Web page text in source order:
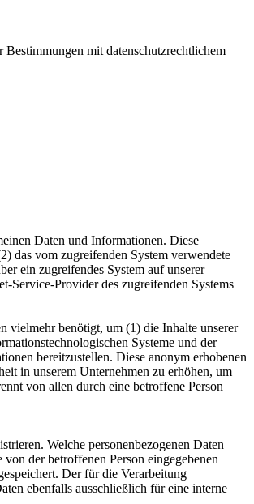
mit datenschutzrechtlichem
Daten und Informationen. Diese
das vom zugreifenden System verwendete
ein zugreifendes System auf unserer
Service-Provider des zugreifenden Systems
vielmehr benötigt, um (1) die Inhalte unserer
Systeme und der
bereitzustellen. Diese anonym erhobenen
in unserem Unternehmen zu erhöhen, um
von allen durch eine betroffene Person
Welche personenbezogenen Daten
der betroffenen Person eingegebenen
Der für die Verarbeitung
ebenfalls ausschließlich für eine interne